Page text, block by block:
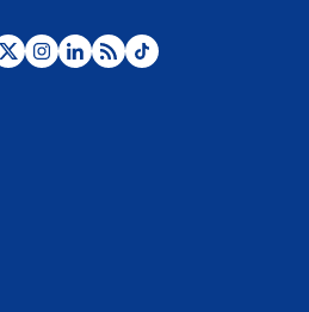
Estratega de Abelardo de la Espriella